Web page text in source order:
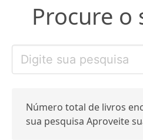
Procure o
Número total de livros
sua pesquisa Aproveite